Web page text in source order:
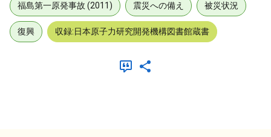
福島第一原発事故 (2011) 震災への備え 被災状況
復興 収録:日本原子力研究開発機構図書館蔵書